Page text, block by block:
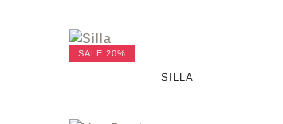
SALE 20%
SILLA